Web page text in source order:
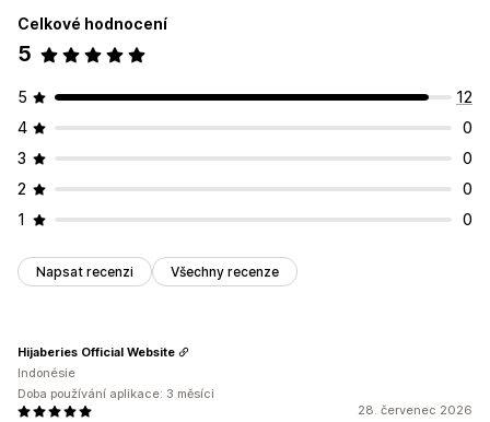
Celkové hodnocení
5
5
12
4
0
3
0
2
0
1
0
Napsat recenzi Všechny recenze
28. červenec 2026
Hijaberies Official Website
Indonésie
Doba používání aplikace: 3 měsíci